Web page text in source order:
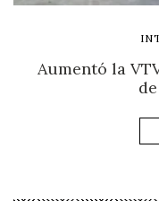
Aumentó la